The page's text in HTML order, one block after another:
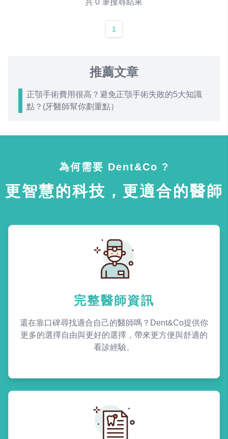
共 0 筆搜尋結果
1
推薦文章
正顎手術費用很高？避免正顎手術失敗的5大知識
點？(牙醫師幫你劃重點）
為何需要 Dent&Co ?
更智慧的科技，更適合的醫師
完整醫師資訊
還在靠口碑尋找適合自己的醫師嗎？Dent&Co提供你
更多的選擇自由與更好的選擇，帶來更方便與舒適的
看診經驗。